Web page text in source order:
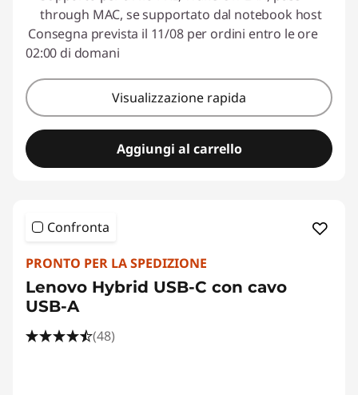
through MAC, se supportato dal notebook host
Consegna prevista il 11/08 per ordini entro le ore
02:00 di domani
Visualizzazione rapida
Aggiungi al carrello
Confronta
PRONTO PER LA SPEDIZIONE
Lenovo Hybrid USB-C con cavo
USB-A
(48)